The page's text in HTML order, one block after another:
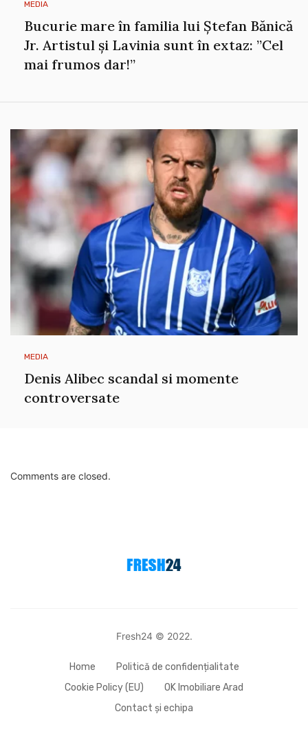
MEDIA
Denis Alibec scandal si momente
controversate
Comments are closed.
Home